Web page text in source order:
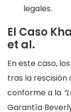
legales.
El Caso
et al.
En este caso,
tras la
conforme a la
Garantía